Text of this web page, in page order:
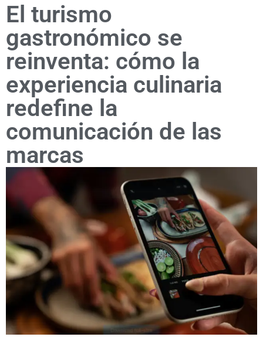
El turismo
gastronómico se
reinventa: cómo la
experiencia culinaria
redefine la
comunicación de las
marcas